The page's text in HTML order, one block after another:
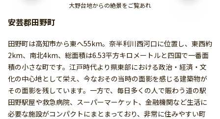
大野台地からの絶景をご覧あれ
安芸郡田野町
田野町は高知市から東へ55km。奈半利川西河口に位置し、東西約
2km、南北4km、総面積は6.53平方キロメートルと四国で一番面
積の小さな町です。江戸時代より県東部における政治・経済・文
化の中心地として栄え、今なおその当時の面影を感じる建築物が
その面影を残しています。一方で、毎日多くの人で賑わう道の駅
田野駅屋や救急病院、スーパーマーケット、金融機関など生活に
必要な施設がコンパクトにまとまっており、非常に住みやすい町